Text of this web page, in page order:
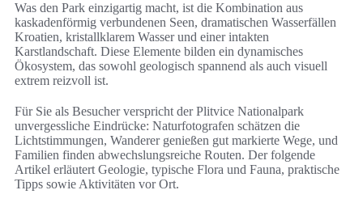
Was den Park einzigartig macht, ist die Kombination aus
kaskadenförmig verbundenen Seen, dramatischen Wasserfällen
Kroatien, kristallklarem Wasser und einer intakten
Karstlandschaft. Diese Elemente bilden ein dynamisches
Ökosystem, das sowohl geologisch spannend als auch visuell
extrem reizvoll ist.
Für Sie als Besucher verspricht der Plitvice Nationalpark
unvergessliche Eindrücke: Naturfotografen schätzen die
Lichtstimmungen, Wanderer genießen gut markierte Wege, und
Familien finden abwechslungsreiche Routen. Der folgende
Artikel erläutert Geologie, typische Flora und Fauna, praktische
Tipps sowie Aktivitäten vor Ort.